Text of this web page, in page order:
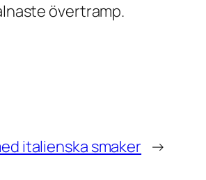
övertramp.
italienska smaker →